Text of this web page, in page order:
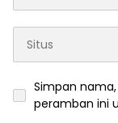
Simpan
peramban ini